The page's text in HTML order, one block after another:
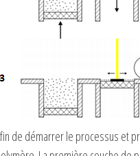
de démarrer le processus et